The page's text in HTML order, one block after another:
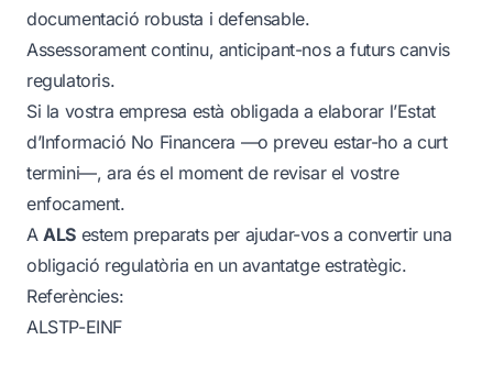
documentació robusta i defensable.
Assessorament continu, anticipant-nos a futurs canvis
regulatoris.
Si la vostra empresa està obligada a elaborar l’Estat
d’Informació No Financera —o preveu estar-ho a curt
termini—, ara és el moment de revisar el vostre
enfocament.
AALS estem preparats per ajudar-vos a convertir una
obligació regulatòria en un avantatge estratègic.
Referències:
ALSTP-EINF